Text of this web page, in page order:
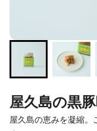
屋久島の黒
屋久島の恵みを凝縮。